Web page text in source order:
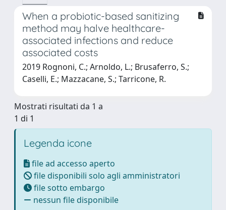
When a probiotic-based sanitizing
method may halve healthcare-
associated infections and reduce
associated costs
2019 Rognoni, C.; Arnoldo, L.; Brusaferro, S.;
Caselli, E.; Mazzacane, S.; Tarricone, R.
Mostrati risultati da 1 a
1 di 1
Legenda icone
file ad accesso aperto
file disponibili solo agli amministratori
file sotto embargo
nessun file disponibile